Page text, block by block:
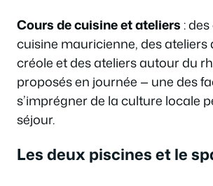
Cours de cuisine et ateliers :
cuisine mauricienne, des ateliers
créole et des ateliers autour du
proposés en journée — une des
s’imprégner de la culture locale
séjour.
Les deux piscines et le